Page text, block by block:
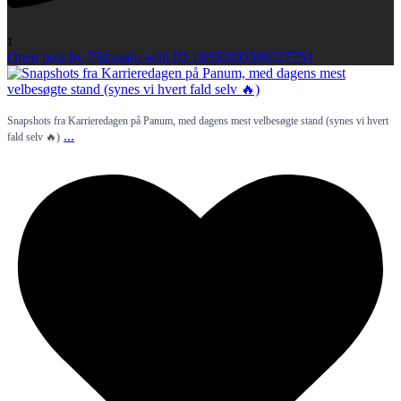
1
Open post by 75dasaim with ID 18350205589227754
Snapshots fra Karrieredagen på Panum, med dagens mest velbesøgte stand (synes vi hvert
fald selv 🔥) ...